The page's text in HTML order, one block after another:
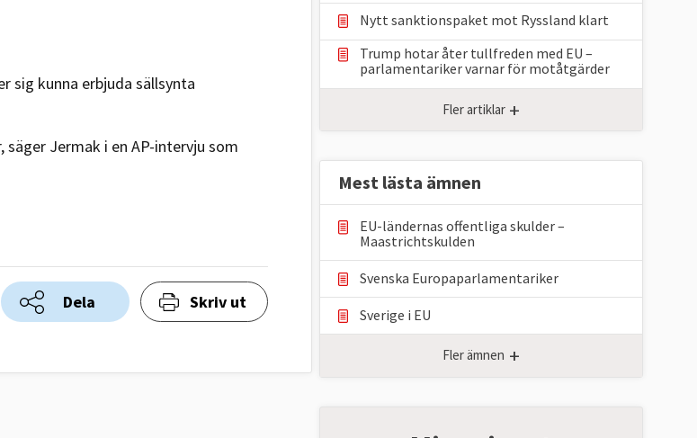
sig kunna erbjuda sällsynta
Jermak i en AP-intervju som
Dela Skriv ut
Nytt sanktionspaket mot Ryssland klart
Trump hotar åter tullfreden med EU –
parlamentariker ⁠varnar för motåtgärder
Fler artiklar +
Mest lästa ämnen
EU-ländernas offentliga skulder –
Maastrichtskulden
Svenska Europaparlamentariker
Sverige i EU
Fler ämnen +